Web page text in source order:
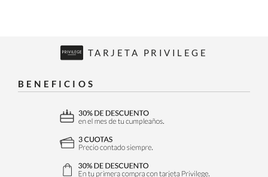
TARJETA PRIVILEGE
BENEFICIOS